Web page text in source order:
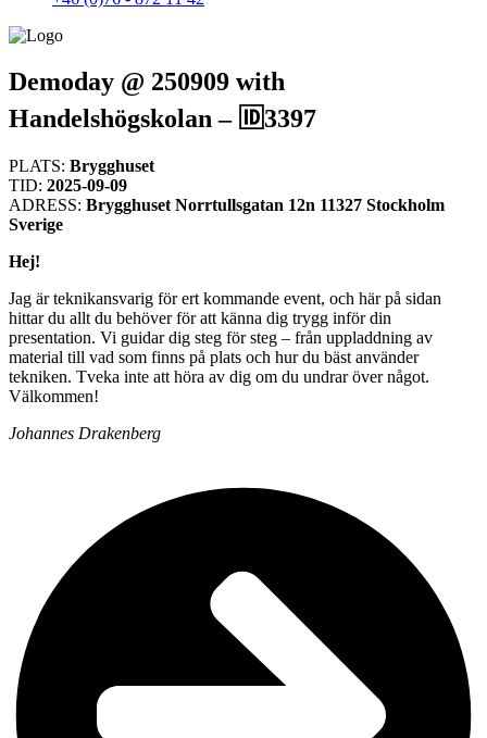
Demoday @ 250909 with
Handelshögskolan – 🆔3397
PLATS: Brygghuset
TID: 2025-09-09
ADRESS: Brygghuset Norrtullsgatan 12n 11327 Stockholm
Sverige
Hej!
Jag är teknikansvarig för ert kommande event, och här på sidan
hittar du allt du behöver för att känna dig trygg inför din
presentation. Vi guidar dig steg för steg – från uppladdning av
material till vad som finns på plats och hur du bäst använder
tekniken. Tveka inte att höra av dig om du undrar över något.
Välkommen!
Johannes Drakenberg